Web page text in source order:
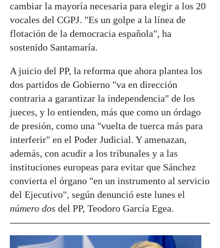
cambiar la mayoría necesaria para elegir a los 20
vocales del CGPJ. "Es un golpe a la línea de
flotación de la democracia española", ha
sostenido Santamaría.
A juicio del PP, la reforma que ahora plantea los
dos partidos de Gobierno "va en dirección
contraria a garantizar la independencia" de los
jueces, y lo entienden, más que como un órdago
de presión, como una "vuelta de tuerca más para
interferir" en el Poder Judicial. Y amenazan,
además, con acudir a los tribunales y a las
instituciones europeas para evitar que Sánchez
convierta el órgano "en un instrumento al servicio
del Ejecutivo", según denunció este lunes el
número dos del PP, Teodoro García Egea.